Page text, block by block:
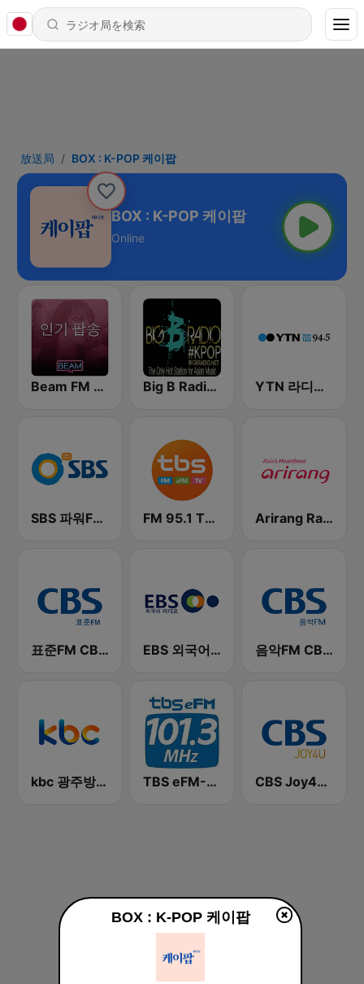
放送局 BOX : K-POP 케이팝
BOX : K-POP 케이팝
Online
Beam FM - 취향저격 감각 팝송 Big B Radio - KPOP(인터넷 라디오) YTN 라디오 (YTN FM) - 24 Hours News Channel
SBS 파워FM-SBS 라디오 FM 95.1 TBS fm Arirang Radio
표준FM CBS 라디오 (Standard FM) EBS 외국어 라디오 (i-radio) 음악FM CBS 라디오 (Music FM)
kbc 광주방송 MyFM TBS eFM-교통방송 영어전문 라디오 CBS Joy4U-CBS 라디오
BOX : K-POP 케이팝